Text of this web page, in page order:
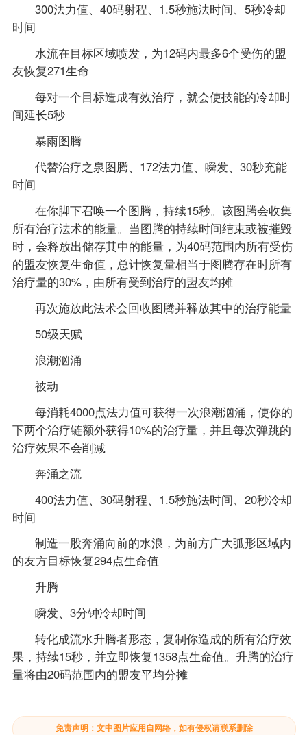
300法力值、40码射程、1.5秒施法时间、5秒冷却
时间
水流在目标区域喷发，为12码内最多6个受伤的盟
友恢复271生命
每对一个目标造成有效治疗，就会使技能的冷却时
间延长5秒
暴雨图腾
代替治疗之泉图腾、172法力值、瞬发、30秒充能
时间
在你脚下召唤一个图腾，持续15秒。该图腾会收集
所有治疗法术的能量。当图腾的持续时间结束或被摧毁
时，会释放出储存其中的能量，为40码范围内所有受伤
的盟友恢复生命值，总计恢复量相当于图腾存在时所有
治疗量的30%，由所有受到治疗的盟友均摊
再次施放此法术会回收图腾并释放其中的治疗能量
50级天赋
浪潮汹涌
被动
每消耗4000点法力值可获得一次浪潮汹涌，使你的
下两个治疗链额外获得10%的治疗量，并且每次弹跳的
治疗效果不会削减
奔涌之流
400法力值、30码射程、1.5秒施法时间、20秒冷却
时间
制造一股奔涌向前的水浪，为前方广大弧形区域内
的友方目标恢复294点生命值
升腾
瞬发、3分钟冷却时间
转化成流水升腾者形态，复制你造成的所有治疗效
果，持续15秒，并立即恢复1358点生命值。升腾的治疗
量将由20码范围内的盟友平均分摊
免责声明：文中图片应用自网络，如有侵权请联系删除